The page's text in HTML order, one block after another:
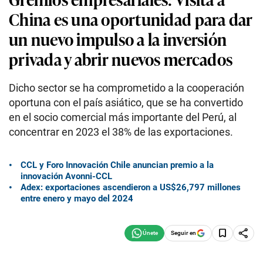
China es una oportunidad para dar
un nuevo impulso a la inversión
privada y abrir nuevos mercados
Dicho sector se ha comprometido a la cooperación
oportuna con el país asiático, que se ha convertido
en el socio comercial más importante del Perú, al
concentrar en 2023 el 38% de las exportaciones.
CCL y Foro Innovación Chile anuncian premio a la
innovación Avonni-CCL
Adex: exportaciones ascendieron a US$26,797 millones
entre enero y mayo del 2024
Seguir en